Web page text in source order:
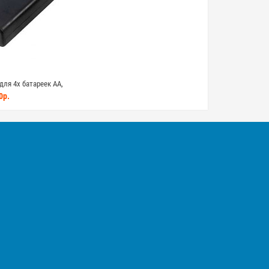
4х батареек АА,